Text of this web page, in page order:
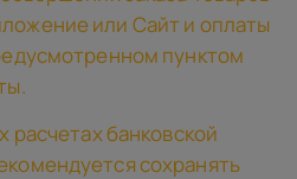
или Сайт и оплаты
пунктом
расчетах банковской
сохранять